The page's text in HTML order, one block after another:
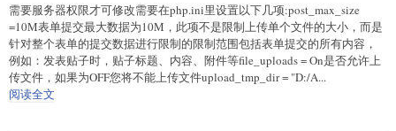
需要服务器权限才可修改需要在php.ini里设置以下几项:post_max_size
=10M表单提交最大数据为10M，此项不是限制上传单个文件的大小，而是
针对整个表单的提交数据进行限制的限制范围包括表单提交的所有内容，
例如：发表贴子时，贴子标题、内容、附件等file_uploads = On是否允许上
传文件，如果为OFF您将不能上传文件upload_tmp_dir = "D:/A...
阅读全文